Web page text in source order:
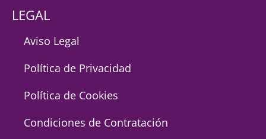
LEGAL
Aviso Legal
Política de Privacidad
Política de Cookies
Condiciones de Contratación